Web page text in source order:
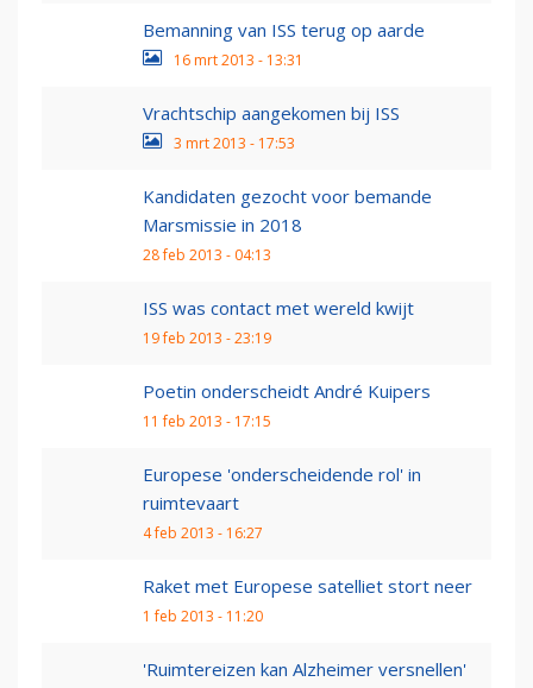
Bemanning van ISS terug op aarde
16 mrt 2013 - 13:31
Vrachtschip aangekomen bij ISS
3 mrt 2013 - 17:53
Kandidaten gezocht voor bemande
Marsmissie in 2018
28 feb 2013 - 04:13
ISS was contact met wereld kwijt
19 feb 2013 - 23:19
Poetin onderscheidt André Kuipers
11 feb 2013 - 17:15
Europese 'onderscheidende rol' in
ruimtevaart
4 feb 2013 - 16:27
Raket met Europese satelliet stort neer
1 feb 2013 - 11:20
'Ruimtereizen kan Alzheimer versnellen'